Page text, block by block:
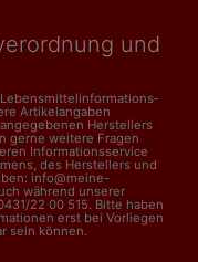
und
Artikelangaben
Herstellers
gerne weitere Fragen
Informationsservice
des Herstellers und
info@meine-
während unserer
22 00 515. Bitte haben
erst bei Vorliegen
sein können.